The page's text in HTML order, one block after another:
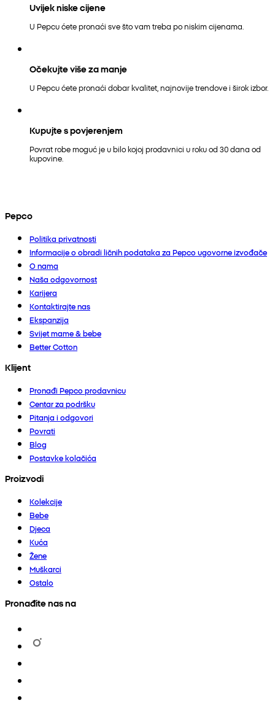
Uvijek niske cijene
U Pepcu ćete pronaći sve što vam treba po niskim cijenama.
Očekujte više za manje
U Pepcu ćete pronaći dobar kvalitet, najnovije trendove i širok izbor.
Kupujte s povjerenjem
Povrat robe moguć je u bilo kojoj prodavnici u roku od 30 dana od
kupovine.
Pepco
Politika privatnosti
Informacije o obradi ličnih podataka za Pepco ugovorne izvođače
O nama
Naša odgovornost
Karijera
Kontaktirajte nas
Ekspanzija
Svijet mame & bebe
Better Cotton
Klijent
Pronađi Pepco prodavnicu
Centar za podršku
Pitanja i odgovori
Povrati
Blog
Postavke kolačića
Proizvodi
Kolekcije
Bebe
Djeca
Kuća
Žene
Muškarci
Ostalo
Pronađite nas na